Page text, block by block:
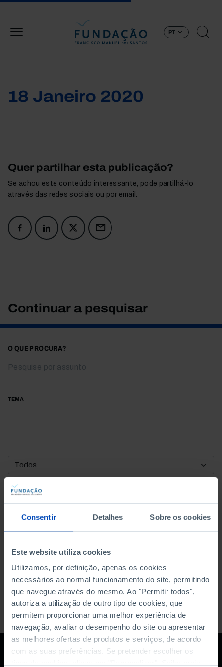
Consentir Detalhes Sobre os cookies
Este website utiliza cookies
Utilizamos, por definição, apenas os cookies
necessários ao normal funcionamento do site, permitindo
que navegue através do mesmo. Ao "Permitir todos",
autoriza a utilização de outro tipo de cookies, que
permitem proporcionar uma melhor experiência de
navegação, avaliar o desempenho do site ou apresentar
as melhores ofertas de produtos e serviços, de acordo
com as suas preferências. Se pretender escolher os
PT
18 Janeiro 2020
Quer partilhar esta publicação?
Se achou este conteúdo interessante, pode partilhá-lo
através das redes sociais ou por email.
Continuar a pesquisar
O QUE PROCURA?
TEMA
DATA DE INÍCIO
DATA DE FIM